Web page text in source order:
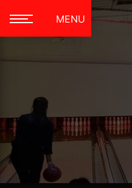
MENU
Panneau de gestion des